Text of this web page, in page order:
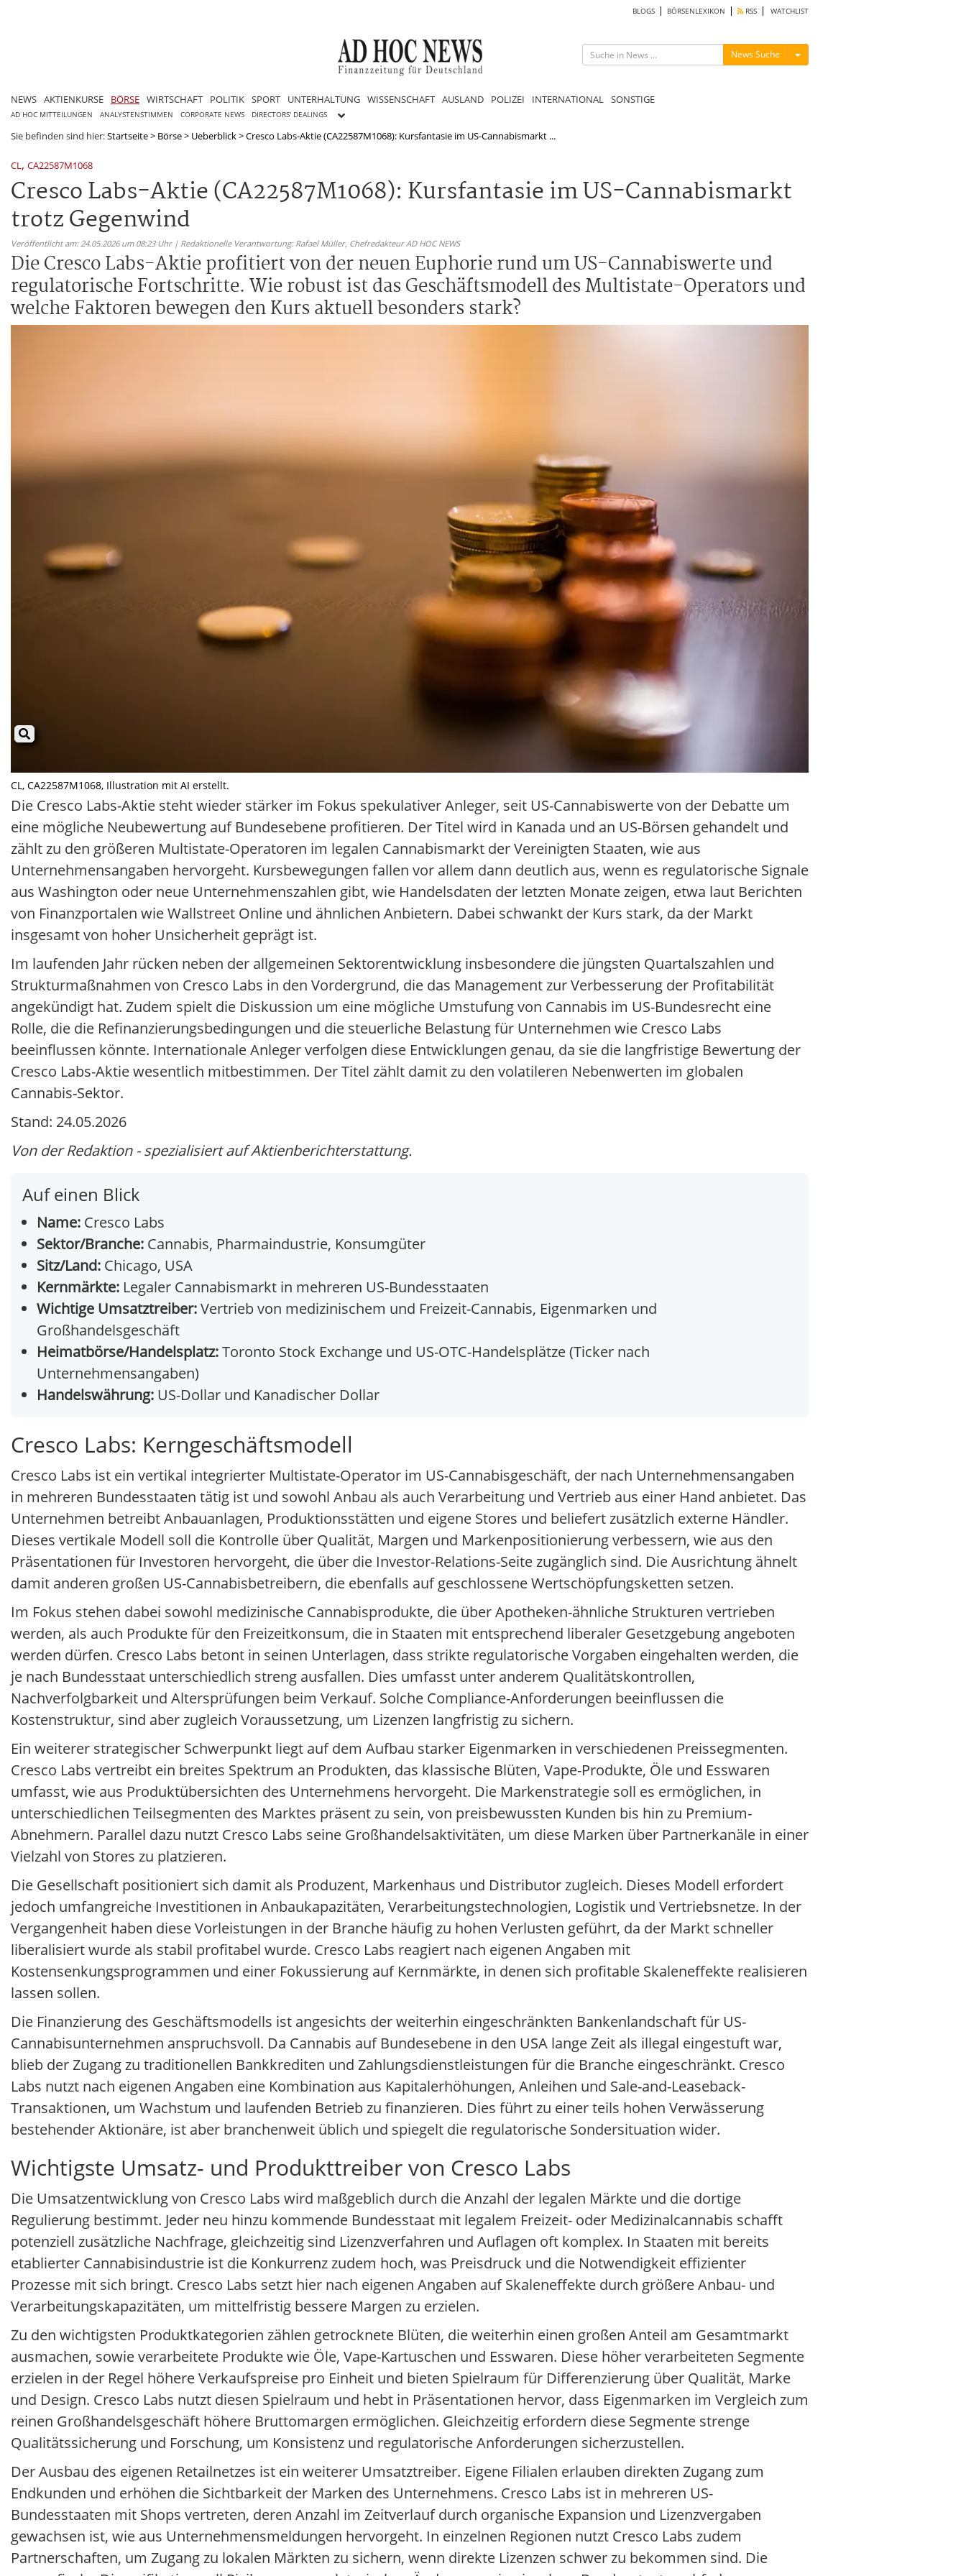
BLOGS BÖRSENLEXIKON RSS WATCHLIST
News Suche Menü ein-/ausblenden
NEWS AKTIENKURSE BÖRSE WIRTSCHAFT POLITIK SPORT UNTERHALTUNG WISSENSCHAFT AUSLAND POLIZEI INTERNATIONAL SONSTIGE
AD HOC MITTEILUNGEN ANALYSTENSTIMMEN CORPORATE NEWS DIRECTORS' DEALINGS
Sie befinden sind hier:Startseite> Börse> Ueberblick>Cresco Labs-Aktie (CA22587M1068): Kursfantasie im US-Cannabismarkt ...
CL, CA22587M1068
Cresco Labs-Aktie (CA22587M1068): Kursfantasie im US-Cannabismarkt
trotz Gegenwind
Veröffentlicht am: 24.05.2026 um 08:23 Uhr | Redaktionelle Verantwortung: Rafael Müller, Chefredakteur AD HOC NEWS
Die Cresco Labs-Aktie profitiert von der neuen Euphorie rund um US-Cannabiswerte und
regulatorische Fortschritte. Wie robust ist das Geschäftsmodell des Multistate-Operators und
welche Faktoren bewegen den Kurs aktuell besonders stark?
CL, CA22587M1068, Illustration mit AI erstellt.
Die Cresco Labs-Aktie steht wieder stärker im Fokus spekulativer Anleger, seit US-Cannabiswerte von der Debatte um
eine mögliche Neubewertung auf Bundesebene profitieren. Der Titel wird in Kanada und an US-Börsen gehandelt und
zählt zu den größeren Multistate-Operatoren im legalen Cannabismarkt der Vereinigten Staaten, wie aus
Unternehmensangaben hervorgeht. Kursbewegungen fallen vor allem dann deutlich aus, wenn es regulatorische Signale
aus Washington oder neue Unternehmenszahlen gibt, wie Handelsdaten der letzten Monate zeigen, etwa laut Berichten
von Finanzportalen wie Wallstreet Online und ähnlichen Anbietern. Dabei schwankt der Kurs stark, da der Markt
insgesamt von hoher Unsicherheit geprägt ist.
Im laufenden Jahr rücken neben der allgemeinen Sektorentwicklung insbesondere die jüngsten Quartalszahlen und
Strukturmaßnahmen von Cresco Labs in den Vordergrund, die das Management zur Verbesserung der Profitabilität
angekündigt hat. Zudem spielt die Diskussion um eine mögliche Umstufung von Cannabis im US-Bundesrecht eine
Rolle, die die Refinanzierungsbedingungen und die steuerliche Belastung für Unternehmen wie Cresco Labs
beeinflussen könnte. Internationale Anleger verfolgen diese Entwicklungen genau, da sie die langfristige Bewertung der
Cresco Labs-Aktie wesentlich mitbestimmen. Der Titel zählt damit zu den volatileren Nebenwerten im globalen
Cannabis-Sektor.
Stand: 24.05.2026
Von der Redaktion - spezialisiert auf Aktienberichterstattung.
Auf einen Blick
Name: Cresco Labs
Sektor/Branche: Cannabis, Pharmaindustrie, Konsumgüter
Sitz/Land: Chicago, USA
Kernmärkte: Legaler Cannabismarkt in mehreren US-Bundesstaaten
Wichtige Umsatztreiber:Vertrieb von medizinischem und Freizeit-Cannabis, Eigenmarken und
Großhandelsgeschäft
Heimatbörse/Handelsplatz:Toronto Stock Exchange und US-OTC-Handelsplätze (Ticker nach
Unternehmensangaben)
Handelswährung: US-Dollar und Kanadischer Dollar
Cresco Labs: Kerngeschäftsmodell
Cresco Labs ist ein vertikal integrierter Multistate-Operator im US-Cannabisgeschäft, der nach Unternehmensangaben
in mehreren Bundesstaaten tätig ist und sowohl Anbau als auch Verarbeitung und Vertrieb aus einer Hand anbietet. Das
Unternehmen betreibt Anbauanlagen, Produktionsstätten und eigene Stores und beliefert zusätzlich externe Händler.
Dieses vertikale Modell soll die Kontrolle über Qualität, Margen und Markenpositionierung verbessern, wie aus den
Präsentationen für Investoren hervorgeht, die über die Investor-Relations-Seite zugänglich sind. Die Ausrichtung ähnelt
damit anderen großen US-Cannabisbetreibern, die ebenfalls auf geschlossene Wertschöpfungsketten setzen.
Im Fokus stehen dabei sowohl medizinische Cannabisprodukte, die über Apotheken-ähnliche Strukturen vertrieben
werden, als auch Produkte für den Freizeitkonsum, die in Staaten mit entsprechend liberaler Gesetzgebung angeboten
werden dürfen. Cresco Labs betont in seinen Unterlagen, dass strikte regulatorische Vorgaben eingehalten werden, die
je nach Bundesstaat unterschiedlich streng ausfallen. Dies umfasst unter anderem Qualitätskontrollen,
Nachverfolgbarkeit und Altersprüfungen beim Verkauf. Solche Compliance-Anforderungen beeinflussen die
Kostenstruktur, sind aber zugleich Voraussetzung, um Lizenzen langfristig zu sichern.
Ein weiterer strategischer Schwerpunkt liegt auf dem Aufbau starker Eigenmarken in verschiedenen Preissegmenten.
Cresco Labs vertreibt ein breites Spektrum an Produkten, das klassische Blüten, Vape-Produkte, Öle und Esswaren
umfasst, wie aus Produktübersichten des Unternehmens hervorgeht. Die Markenstrategie soll es ermöglichen, in
unterschiedlichen Teilsegmenten des Marktes präsent zu sein, von preisbewussten Kunden bis hin zu Premium-
Abnehmern. Parallel dazu nutzt Cresco Labs seine Großhandelsaktivitäten, um diese Marken über Partnerkanäle in einer
Vielzahl von Stores zu platzieren.
Die Gesellschaft positioniert sich damit als Produzent, Markenhaus und Distributor zugleich. Dieses Modell erfordert
jedoch umfangreiche Investitionen in Anbaukapazitäten, Verarbeitungstechnologien, Logistik und Vertriebsnetze. In der
Vergangenheit haben diese Vorleistungen in der Branche häufig zu hohen Verlusten geführt, da der Markt schneller
liberalisiert wurde als stabil profitabel wurde. Cresco Labs reagiert nach eigenen Angaben mit
Kostensenkungsprogrammen und einer Fokussierung auf Kernmärkte, in denen sich profitable Skaleneffekte realisieren
lassen sollen.
Die Finanzierung des Geschäftsmodells ist angesichts der weiterhin eingeschränkten Bankenlandschaft für US-
Cannabisunternehmen anspruchsvoll. Da Cannabis auf Bundesebene in den USA lange Zeit als illegal eingestuft war,
blieb der Zugang zu traditionellen Bankkrediten und Zahlungsdienstleistungen für die Branche eingeschränkt. Cresco
Labs nutzt nach eigenen Angaben eine Kombination aus Kapitalerhöhungen, Anleihen und Sale-and-Leaseback-
Transaktionen, um Wachstum und laufenden Betrieb zu finanzieren. Dies führt zu einer teils hohen Verwässerung
bestehender Aktionäre, ist aber branchenweit üblich und spiegelt die regulatorische Sondersituation wider.
Wichtigste Umsatz- und Produkttreiber von Cresco Labs
Die Umsatzentwicklung von Cresco Labs wird maßgeblich durch die Anzahl der legalen Märkte und die dortige
Regulierung bestimmt. Jeder neu hinzu kommende Bundesstaat mit legalem Freizeit- oder Medizinalcannabis schafft
potenziell zusätzliche Nachfrage, gleichzeitig sind Lizenzverfahren und Auflagen oft komplex. In Staaten mit bereits
etablierter Cannabisindustrie ist die Konkurrenz zudem hoch, was Preisdruck und die Notwendigkeit effizienter
Prozesse mit sich bringt. Cresco Labs setzt hier nach eigenen Angaben auf Skaleneffekte durch größere Anbau- und
Verarbeitungskapazitäten, um mittelfristig bessere Margen zu erzielen.
Zu den wichtigsten Produktkategorien zählen getrocknete Blüten, die weiterhin einen großen Anteil am Gesamtmarkt
ausmachen, sowie verarbeitete Produkte wie Öle, Vape-Kartuschen und Esswaren. Diese höher verarbeiteten Segmente
erzielen in der Regel höhere Verkaufspreise pro Einheit und bieten Spielraum für Differenzierung über Qualität, Marke
und Design. Cresco Labs nutzt diesen Spielraum und hebt in Präsentationen hervor, dass Eigenmarken im Vergleich zum
reinen Großhandelsgeschäft höhere Bruttomargen ermöglichen. Gleichzeitig erfordern diese Segmente strenge
Qualitätssicherung und Forschung, um Konsistenz und regulatorische Anforderungen sicherzustellen.
Der Ausbau des eigenen Retailnetzes ist ein weiterer Umsatztreiber. Eigene Filialen erlauben direkten Zugang zum
Endkunden und erhöhen die Sichtbarkeit der Marken des Unternehmens. Cresco Labs ist in mehreren US-
Bundesstaaten mit Shops vertreten, deren Anzahl im Zeitverlauf durch organische Expansion und Lizenzvergaben
gewachsen ist, wie aus Unternehmensmeldungen hervorgeht. In einzelnen Regionen nutzt Cresco Labs zudem
Partnerschaften, um Zugang zu lokalen Märkten zu sichern, wenn direkte Lizenzen schwer zu bekommen sind. Die